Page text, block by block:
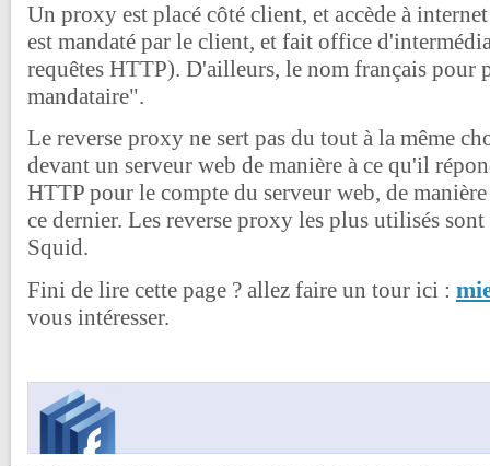
Un proxy est placé côté client, et accède à
est mandaté par le client, et fait office
requêtes HTTP). D'ailleurs, le nom français pour
mandataire".
Le reverse proxy ne sert pas du tout à la même
devant un serveur web de manière à ce qu'il
HTTP pour le compte du serveur web, de
ce dernier. Les reverse proxy les plus utilisés
Squid.
Fini de lire cette page ? allez faire un tour ici :
vous intéresser.